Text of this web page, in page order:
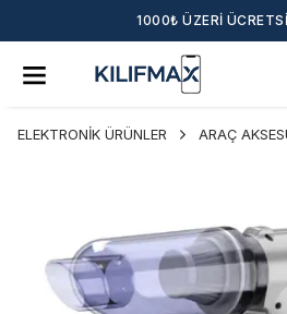
1000₺ ÜZERI
ELEKTRONİK ÜRÜNLER ARAÇ